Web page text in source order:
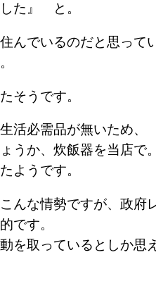
た』 と。
んでいるのだと思って
。
そうです。
活必需品が無いため、
うか、炊飯器を当店で。
たようです。
んな情勢ですが、政府
的です。
を取っているとしか思